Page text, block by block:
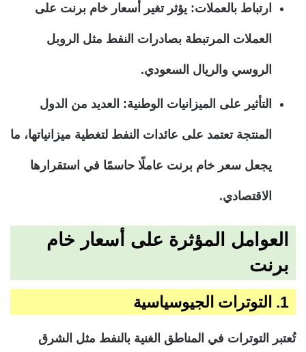
ارتباط بالعملات: يؤثر تغير أسعار خام برنت على
العملات المرتبطة بصادرات النفط مثل الروبل
الروسي والريال السعودي.
التأثير على الميزانيات الوطنية: العديد من الدول
المنتجة تعتمد على عائدات النفط لتغطية ميزانياتها، ما
يجعل سعر خام برنت عاملًا حاسمًا في استقرارها
الاقتصادي.
العوامل المؤثرة على أسعار خام
برنت
1. التوترات الجيوسياسية
تُعتبر التوترات في المناطق الغنية بالنفط مثل الشرق